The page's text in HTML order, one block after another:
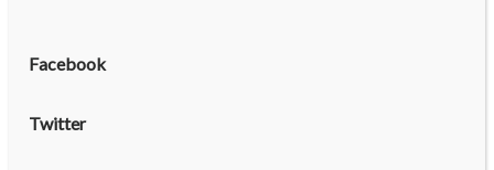
Facebook
Twitter